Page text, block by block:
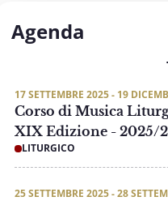
Agenda
17 SETTEMBRE 2025 - 19
Corso di Musica
XIX Edizione - 2025/
LITURGICO
25 SETTEMBRE 2025 - 28